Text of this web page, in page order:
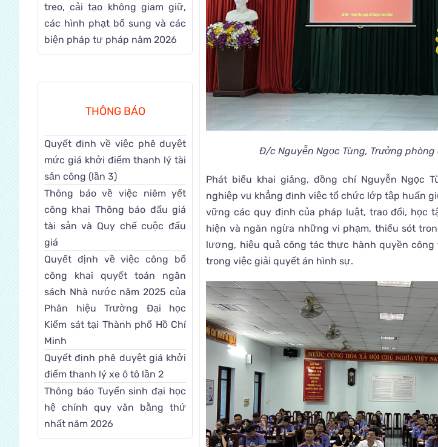
Đ/c Nguyễn Ngọc Tùng, Trưởng
Phát biểu khai giảng, đồng chí Nguyễn Ngọc
nghiệp vụ khẳng định việc tổ chức lớp tập huấn
vững các quy định của pháp luật, trao đổi, học
hiện và ngăn ngừa những vi phạm, thiếu sót
lượng, hiệu quả công tác thực hành quyền
trong việc giải quyết án hình sự.
treo, cải tạo không giam giữ,
các hình phạt bổ sung và các
biện pháp tư pháp năm 2026
THÔNG BÁO
Quyết định về việc phê duyệt
mức giá khởi điểm thanh lý tài
sản công (lần 3)
Thông báo về việc niêm yết
công khai Thông báo đấu giá
tài sản và Quy chế cuộc đấu
giá
Quyết định về việc công bố
công khai quyết toán ngân
sách Nhà nước năm 2025 của
Phân hiệu Trường Đại học
Kiểm sát tại Thành phố Hồ Chí
Minh
Quyết định phê duyệt giá khởi
điểm thanh lý xe ô tô lần 2
Thông báo Tuyển sinh đại học
hệ chính quy văn bằng thứ
nhất năm 2026